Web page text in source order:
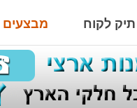
תיק לקוח מבצעים